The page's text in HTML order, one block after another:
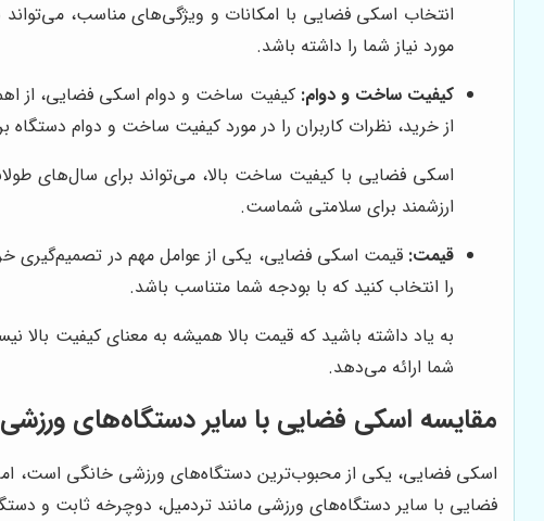
انتخاب اسکی فضایی با امکانات و ویژگی‌های مناسب،
مورد نیاز شما را داشته باشد.
کیفیت ساخت و دوام: کیفیت ساخت و دوام اسکی فضایی، از
از خرید، نظرات کاربران را در مورد کیفیت ساخت و دوام دستگاه
اسکی فضایی با کیفیت ساخت بالا، می‌تواند برای سال‌های
ارزشمند برای سلامتی شماست.
قیمت: قیمت اسکی فضایی، یکی از عوامل مهم در
را انتخاب کنید که با بودجه شما متناسب باشد.
به یاد داشته باشید که قیمت بالا همیشه به معنای کیفیت
شما ارائه می‌دهد.
مقایسه اسکی فضایی با سایر دستگاه‌های ورزشی
اسکی فضایی، یکی از محبوب‌ترین دستگاه‌های ورزشی خانگی است، اما
فضایی با سایر دستگاه‌های ورزشی مانند تردمیل، دوچرخه ثابت و